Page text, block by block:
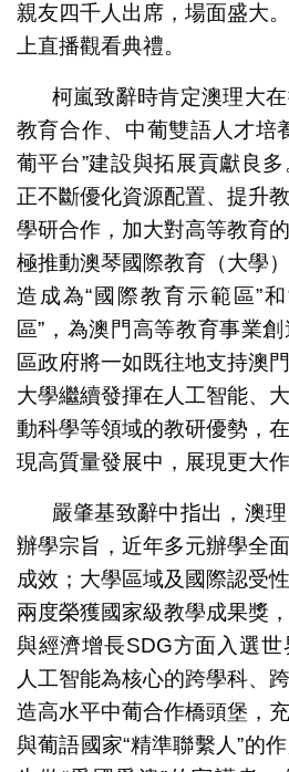
親友四千人出席，場面盛大
上直播觀看典禮。
柯嵐致辭時肯定澳理大
教育合作、中葡雙語人才培
葡平台”建設與拓展貢獻良
正不斷優化資源配置、提升
學研合作，加大對高等教育
極推動澳琴國際教育（大學
造成為“國際教育示範區”
區”，為澳門高等教育事業
區政府將一如既往地支持澳
大學繼續發揮在人工智能、
動科學等領域的教研優勢，
現高質量發展中，展現更大作
嚴肇基致辭中指出，澳
辦學宗旨，近年多元辦學全
成效；大學區域及國際認受
兩度榮獲國家級教學成果獎
與經濟增長SDG方面入選
人工智能為核心的跨學科、
造高水平中葡合作橋頭堡，
與葡語國家“精準聯繫人”的